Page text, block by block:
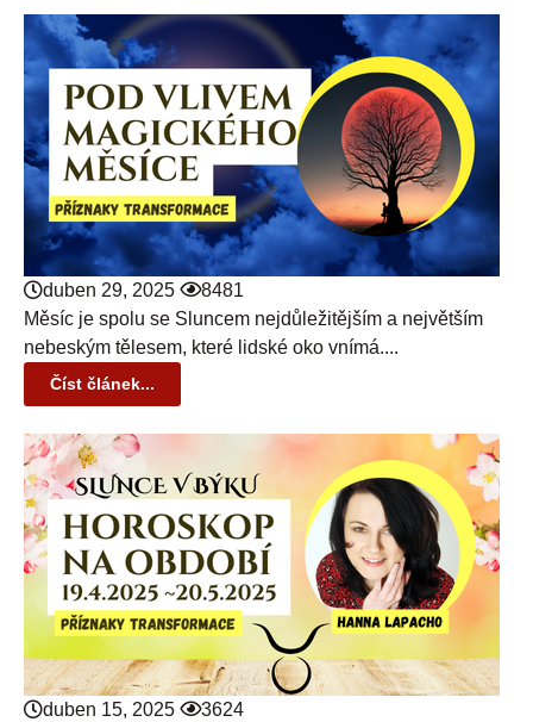
duben 29, 2025
8481
Měsíc je spolu se Sluncem nejdůležitějším a největším
nebeským tělesem, které lidské oko vnímá....
Číst článek...
duben 15, 2025
3624